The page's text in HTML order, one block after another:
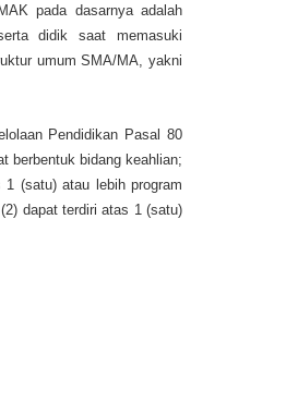
pada dasarnya adalah
didik saat memasuki
umum SMA/MA, yakni
Pendidikan Pasal 80
berbentuk bidang keahlian;
(satu) atau lebih program
dapat terdiri atas 1 (satu)